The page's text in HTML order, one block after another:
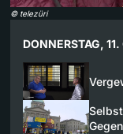
© telezüri
DONNERSTAG,